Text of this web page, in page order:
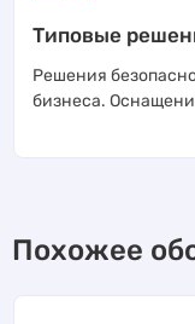
Типовые
Решения
бизнеса.
Похожее